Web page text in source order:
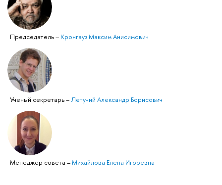
Председатель– Кронгауз Максим Анисимович
Ученый секретарь–Летучий Александр Борисович
Менеджер совета –Михайлова Елена Игоревна